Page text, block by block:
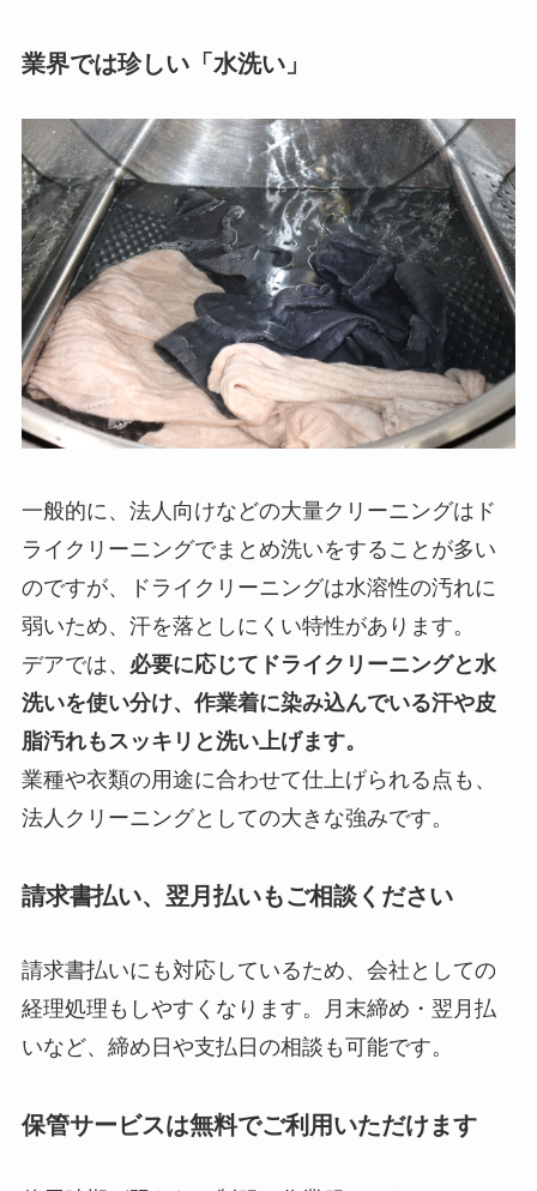
業界では珍しい「水洗い」
一般的に、法人向けなどの大量クリーニングはド
ライクリーニングでまとめ洗いをすることが多い
のですが、ドライクリーニングは水溶性の汚れに
弱いため、汗を落としにくい特性があります。
デアでは、 必要に応じてドライクリーニングと水
洗いを使い分け、作業着に染み込んでいる汗や皮
脂汚れもスッキリと洗い上げます。
業種や衣類の用途に合わせて仕上げられる点も、
法人クリーニングとしての大きな強みです。
請求書払い、翌月払いもご相談ください
請求書払いにも対応しているため、会社としての
経理処理もしやすくなります。月末締め・翌月払
いなど、締め日や支払日の相談も可能です。
保管サービスは無料でご利用いただけます